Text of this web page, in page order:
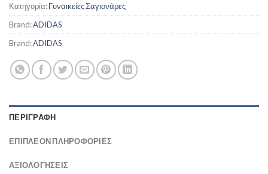
Κατηγορία:Γυναικείες Σαγιονάρες
Brand:ADIDAS
Brand:ADIDAS
ΠΕΡΙΓΡΑΦΉ
ΕΠΙΠΛΈΟΝ ΠΛΗΡΟΦΟΡΊΕΣ
ΑΞΙΟΛΟΓΗΣΕΙΣ